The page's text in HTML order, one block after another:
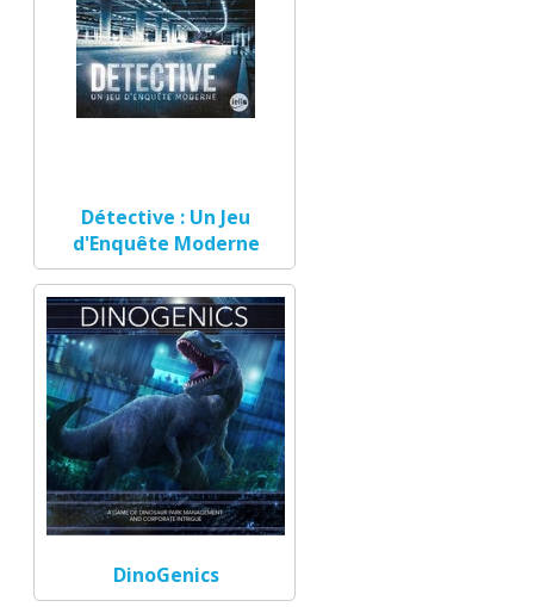
Détective : Un Jeu
d'Enquête Moderne
DinoGenics